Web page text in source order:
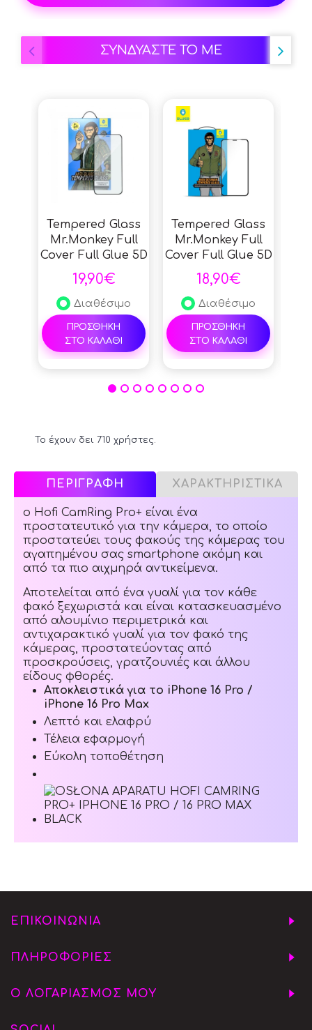
Το έχουν δει 710 χρήστες.
ΣΥΝΔΥΑΣΤΕ ΤΟ ΜΕ
Tempered Glass
Mr.Monkey Full
Cover Full Glue 5D
9H 0.26mm Strong
Matte HD για
Apple iPhone 16
Pro - Black
19,90€
Διαθέσιμο
ΠΡΟΣΘΗΚΗ
ΣΤΟ ΚΑΛΑΘΙ
Tempered Glass
Mr.Monkey Full
Cover Full Glue 5D
9H 0.26mm Strong
HD για Apple
iPhone 16 Pro -
Black
18,90€
Διαθέσιμο
ΠΡΟΣΘΗΚΗ
ΣΤΟ ΚΑΛΑΘΙ
ΠΕΡΙΓΡΑΦΗ ΧΑΡΑΚΤΗΡΙΣΤΙΚΑ
ο Hofi CamRing Pro+ είναι ένα
προστατευτικό για την κάμερα, το οποίο
προστατεύει τους φακούς της κάμερας του
αγαπημένου σας smartphone ακόμη και
από τα πιο αιχμηρά αντικείμενα.
Αποτελείται από ένα γυαλί για τον κάθε
φακό ξεχωριστά και είναι κατασκευασμένο
από αλουμίνιο περιμετρικά και
αντιχαρακτικό γυαλί για τον φακό της
κάμερας, προστατεύοντας από
προσκρούσεις, γρατζουνιές και άλλου
είδους φθορές.
Αποκλειστικά για το iPhone 16 Pro /
iPhone 16 Pro Max
Λεπτό και ελαφρύ
Τέλεια εφαρμογή
Εύκολη τοποθέτηση
ΕΠΙΚΟΙΝΩΝΙΑ
ΠΛΗΡΟΦΟΡΙΕΣ
Ο ΛΟΓΑΡΙΑΣΜΟΣ ΜΟΥ